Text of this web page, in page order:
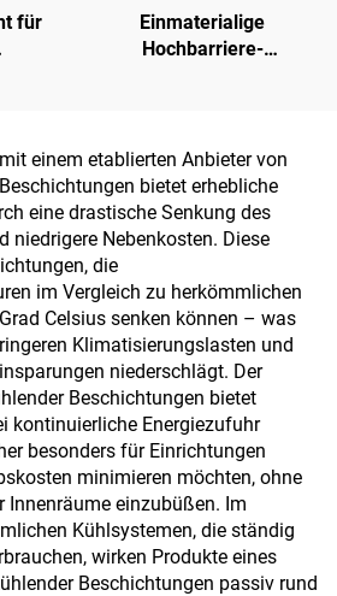
für
Einmaterialige
Hochbarriere-
Kaffee, Nüssen,
Schokolade, Gebäck und
Gewürzen
einem etablierten Anbieter von
bietet erhebliche
eine drastische Senkung des
niedrigere Nebenkosten. Diese
die
im Vergleich zu herkömmlichen
Celsius senken können – was
Klimatisierungslasten und
niederschlägt. Der
Beschichtungen bietet
kontinuierliche Energiezufuhr
besonders für Einrichtungen
minimieren möchten, ohne
Innenräume einzubüßen. Im
Kühlsystemen, die ständig
wirken Produkte eines
Beschichtungen passiv rund